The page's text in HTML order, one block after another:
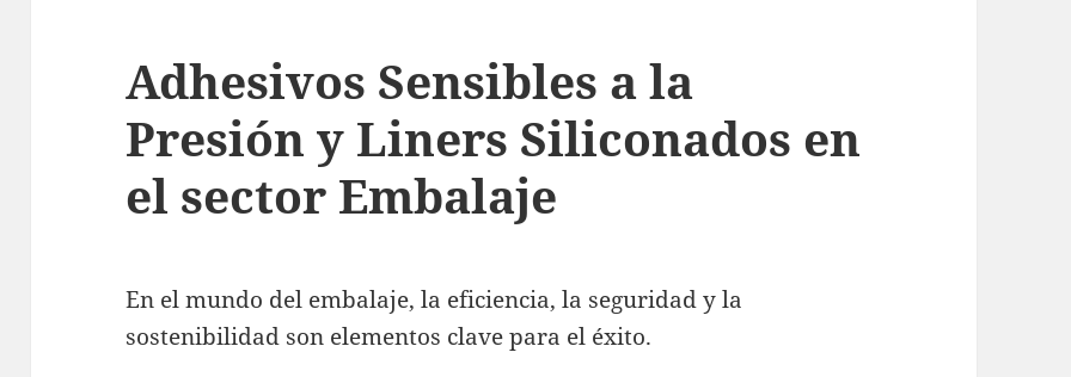
Adhesivos Sensibles a la
Presión y Liners Siliconados en
el sector Embalaje
En el mundo del embalaje, la eficiencia, la seguridad y la
sostenibilidad son elementos clave para el éxito.